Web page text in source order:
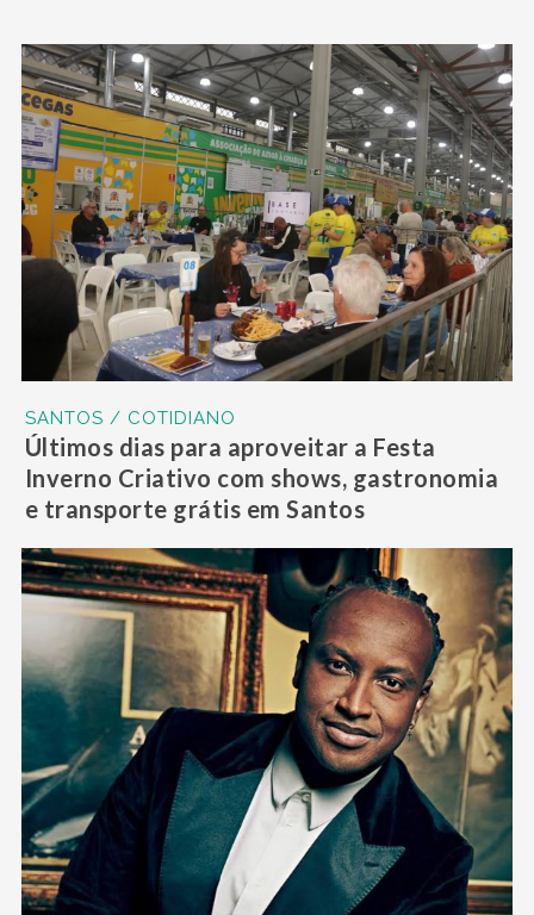
SANTOS / COTIDIANO
Últimos dias para aproveitar a Festa
Inverno Criativo com shows, gastronomia
e transporte grátis em Santos